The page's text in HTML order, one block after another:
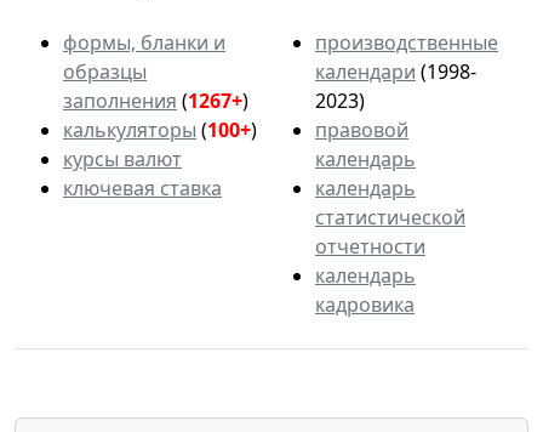
формы, бланки и
образцы
заполнения (1267+)
калькуляторы (100+)
курсы валют
ключевая ставка
производственные
календари (1998-
2023)
правовой
календарь
календарь
статистической
отчетности
календарь
кадровика